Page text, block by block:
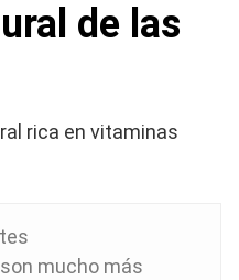
de las
rica en vitaminas
mucho más